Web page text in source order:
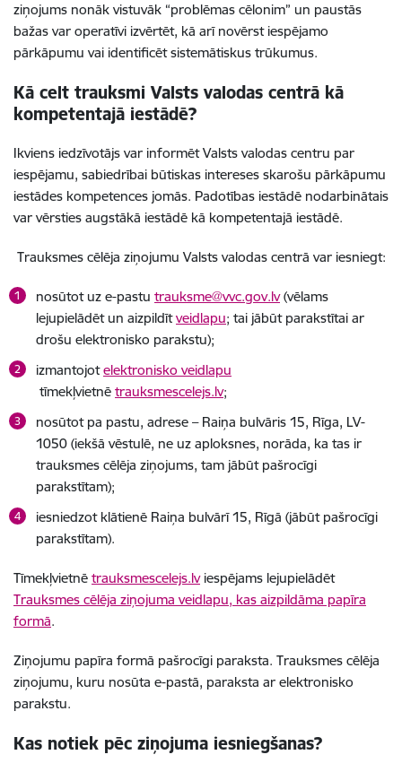
ziņojums nonāk vistuvāk “problēmas cēlonim” un paustās
bažas var operatīvi izvērtēt, kā arī novērst iespējamo
pārkāpumu vai identificēt sistemātiskus trūkumus.
Kā celt trauksmi Valsts valodas centrā kā
kompetentajā iestādē?
Ikviens iedzīvotājs var informēt Valsts valodas centru par
iespējamu, sabiedrībai būtiskas intereses skarošu pārkāpumu
iestādes kompetences jomās. Padotības iestādē nodarbinātais
var vērsties augstākā iestādē kā kompetentajā iestādē.
Trauksmes cēlēja ziņojumu Valsts valodas centrā var iesniegt:
nosūtot uz e-pastu trauksme@vvc.gov.lv(vēlams
lejupielādēt un aizpildītveidlapu; tai jābūt parakstītai ar
drošu elektronisko parakstu);
izmantojotelektronisko veidlapu
tīmekļvietnē trauksmescelejs.lv;
nosūtot pa pastu, adrese – Raiņa bulvāris 15, Rīga, LV-
1050 (iekšā vēstulē, ne uz aploksnes, norāda, ka tas ir
trauksmes cēlēja ziņojums, tam jābūt pašrocīgi
parakstītam);
iesniedzot klātienē Raiņa bulvārī 15, Rīgā (jābūt pašrocīgi
parakstītam).
Tīmekļvietnē trauksmescelejs.lv iespējams lejupielādēt
Trauksmes cēlēja ziņojuma veidlapu, kas aizpildāma papīra
formā.
Ziņojumu papīra formā pašrocīgi paraksta. Trauksmes cēlēja
ziņojumu, kuru nosūta e-pastā, paraksta ar elektronisko
parakstu.
Kas notiek pēc ziņojuma iesniegšanas?